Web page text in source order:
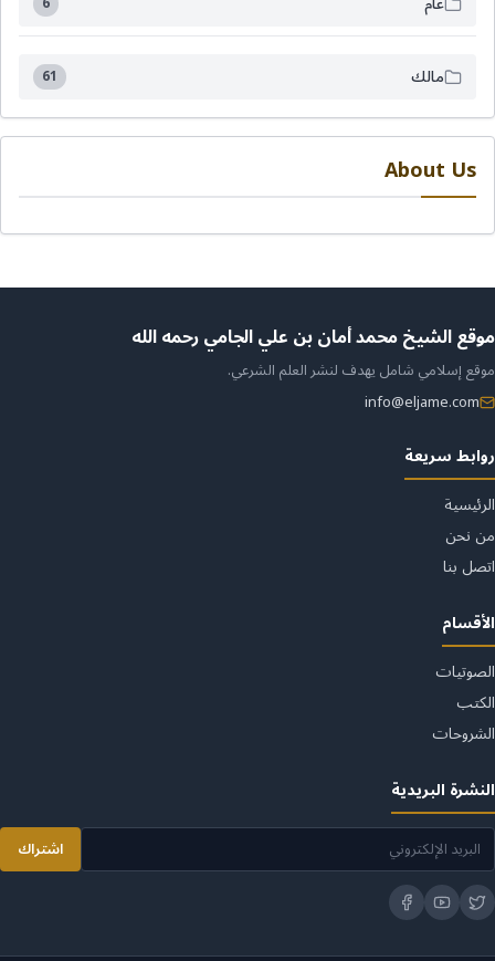
مالك 61
About Us
عن
الموقع
موقع الشيخ محمد أمان بن علي الجامي رحمه الله
موقع إسلامي شامل يهدف لنشر العلم الشرعي.
info@eljame.com
روابط سريعة
الرئيسية
من نحن
اتصل بنا
الأقسام
الصوتيات
الكتب
الشروحات
النشرة البريدية
اشتراك